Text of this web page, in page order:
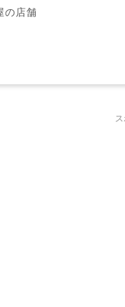
の店舗